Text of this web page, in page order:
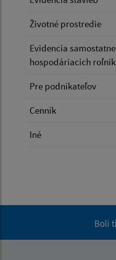
Životné prostredie
Evidencia samostatne
hospodáriacich
Pre podnikateľov
Cenník
Iné
Boli